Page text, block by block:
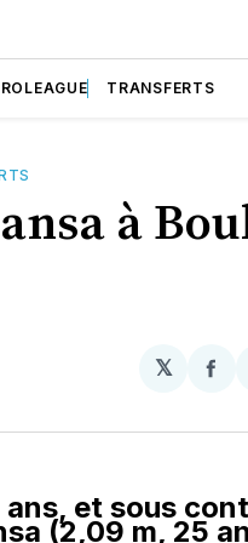
TRANSFERTS
à
𝕏
ans, et sous
(2,09 m, 25